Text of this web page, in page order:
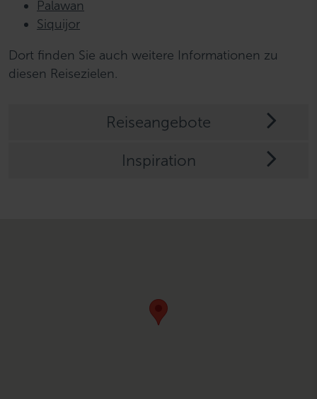
Palawan
Siquijor
Dort finden Sie auch weitere Informationen zu
diesen Reisezielen.
Reiseangebote
Inspiration